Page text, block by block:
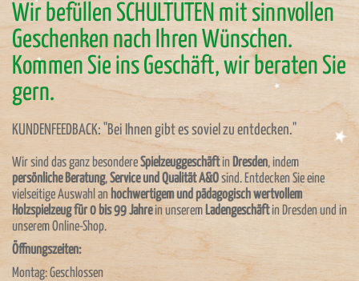
Wir befüllen SCHULTÜTEN mit sinnvollen
Geschenken nach Ihren Wünschen.
Kommen Sie ins Geschäft, wir beraten Sie
gern.
KUNDENFEEDBACK: "Bei Ihnen gibt es soviel zu entdecken."
Wir sind das ganz besondereSpielzeuggeschäftin Dresden, indem
persönliche Beratung,Service und Qualität A&Osind. Entdecken Sie eine
vielseitige Auswahl an hochwertigem und pädagogisch wertvollem
Holzspielzeug für 0 bis 99 Jahrein unserem Ladengeschäftin Dresden und in
unserem Online-Shop.
Öffnungszeiten:
Montag: Geschlossen